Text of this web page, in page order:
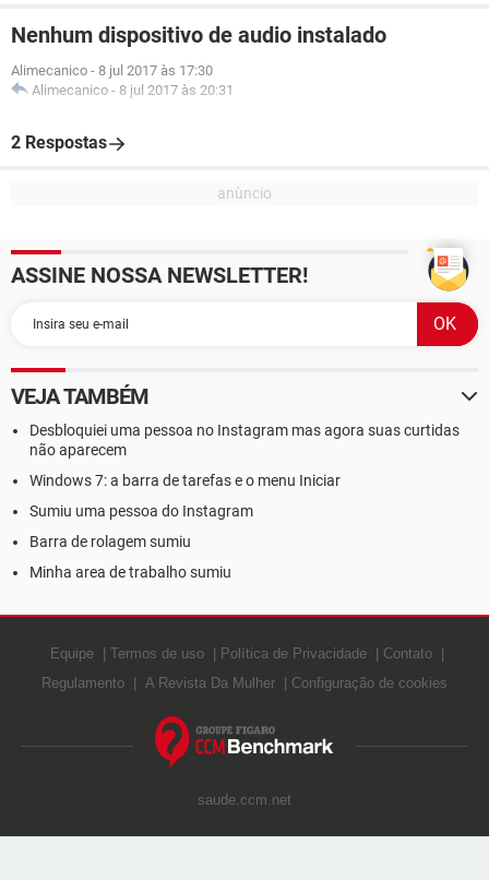
Nenhum dispositivo de audio instalado
Alimecanico - 8 jul 2017 às 17:30
Alimecanico - 8 jul 2017 às 20:31
2 Respostas
ASSINE NOSSA NEWSLETTER!
VEJA TAMBÉM
Desbloquiei uma pessoa no Instagram mas agora suas curtidas
não aparecem
Windows 7: a barra de tarefas e o menu Iniciar
Sumiu uma pessoa do Instagram
Barra de rolagem sumiu
Minha area de trabalho sumiu
Equipe Termos de uso Política de Privacidade
Contato
Regulamento
A Revista Da Mulher Configuração de cookies
saude.ccm.net